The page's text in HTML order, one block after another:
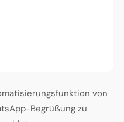
von
Begrüßung zu